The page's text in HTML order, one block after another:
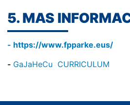
5. MAS
- https://www.fpparke.eus/
- GaJaHeCu CURRICULUM